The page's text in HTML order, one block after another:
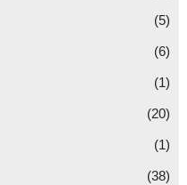
(5)
(6)
(1)
(20)
(1)
(38)